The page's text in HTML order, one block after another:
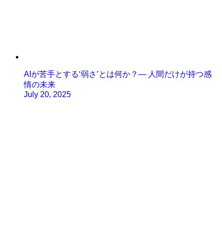
AIが苦手とする‘弱さ’とは何か？— 人間だけが持つ感
情の未来
July 20, 2025